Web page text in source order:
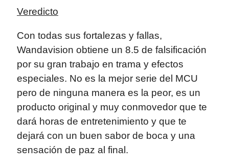
Veredicto
Con todas sus fortalezas y fallas,
Wandavision obtiene un 8.5 de falsificación
por su gran trabajo en trama y efectos
especiales. No es la mejor serie del MCU
pero de ninguna manera es la peor, es un
producto original y muy conmovedor que te
dará horas de entretenimiento y que te
dejará con un buen sabor de boca y una
sensación de paz al final.